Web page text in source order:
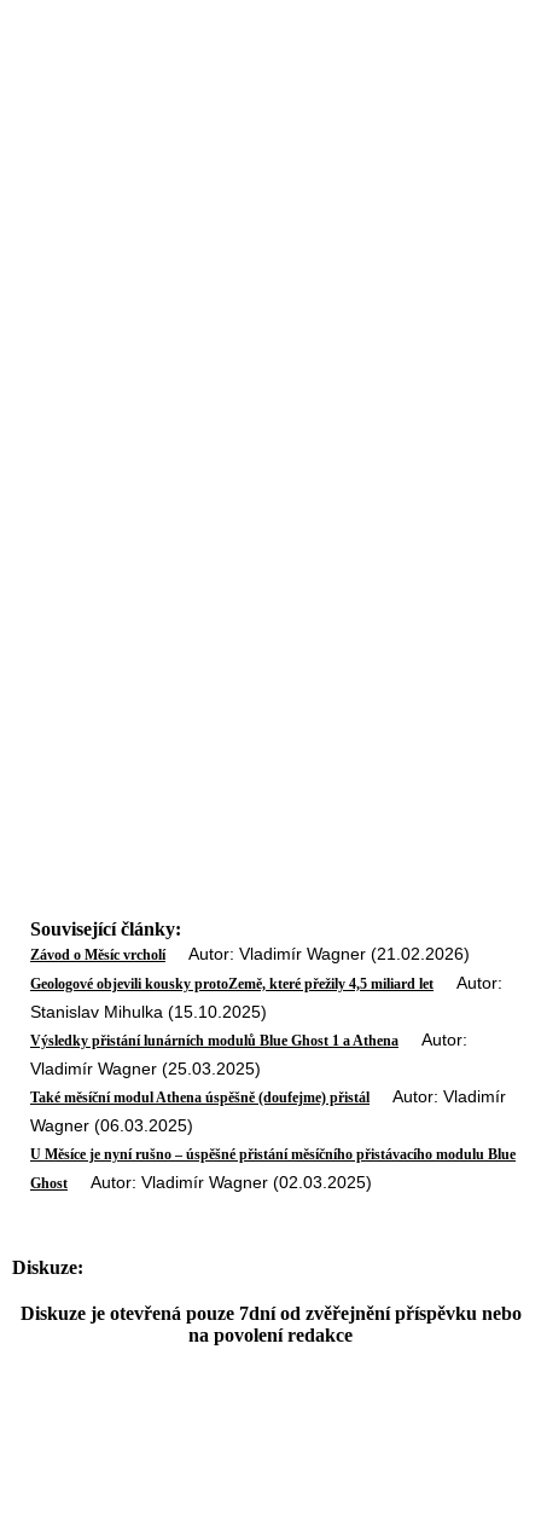
Související články:
Závod o Měsíc vrcholíAutor: Vladimír Wagner (21.02.2026)
Geologové objevili kousky protoZemě, které přežily 4,5 miliard let Autor:
Stanislav Mihulka (15.10.2025)
Výsledky přistání lunárních modulů Blue Ghost 1 a Athena Autor:
Vladimír Wagner (25.03.2025)
Také měsíční modul Athena úspěšně (doufejme) přistál Autor: Vladimír
Wagner (06.03.2025)
U Měsíce je nyní rušno – úspěšné přistání měsíčního přistávacího modulu Blue
Ghost Autor: Vladimír Wagner (02.03.2025)
Diskuze:
Diskuze je otevřená pouze 7dní od zvěřejnění příspěvku nebo
na povolení redakce